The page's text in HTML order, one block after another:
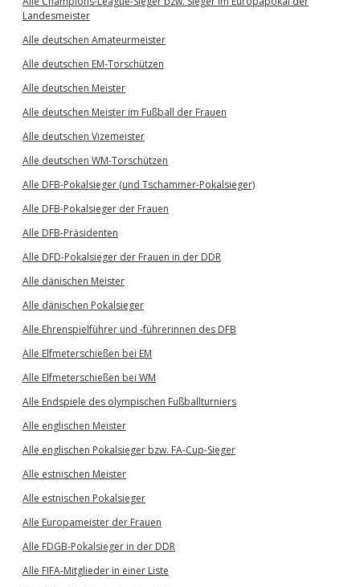
Landesmeister
Alle deutschen Amateurmeister
Alle deutschen EM-Torschützen
Alle deutschen Meister
Alle deutschen Meister im Fußball der Frauen
Alle deutschen Vizemeister
Alle deutschen WM-Torschützen
Alle DFB-Pokalsieger (und Tschammer-Pokalsieger)
Alle DFB-Pokalsieger der Frauen
Alle DFB-Präsidenten
Alle DFD-Pokalsieger der Frauen in der DDR
Alle dänischen Meister
Alle dänischen Pokalsieger
Alle Ehrenspielführer und -führerinnen des DFB
Alle Elfmeterschießen bei EM
Alle Elfmeterschießen bei WM
Alle Endspiele des olympischen Fußballturniers
Alle englischen Meister
Alle englischen Pokalsieger bzw. FA-Cup-Sieger
Alle estnischen Meister
Alle estnischen Pokalsieger
Alle Europameister der Frauen
Alle FDGB-Pokalsieger in der DDR
Alle FIFA-Mitglieder in einer Liste